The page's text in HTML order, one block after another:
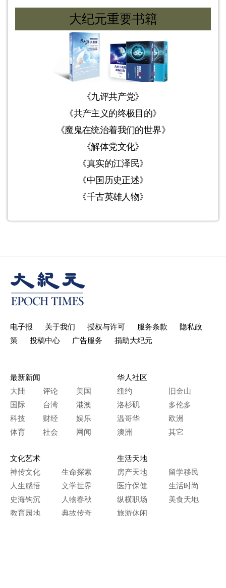
大纪元重要书籍
《九评共产党》
《共产主义的终极目的》
《魔鬼在统治着我们的世界》
《解体党文化》
《真实的江泽民》
《中国历史正述》
《千古英雄人物》
电子报 关于我们 授权与许可 服务条款
隐私政
策
投稿中心 广告服务 捐助大纪元
最新新闻
大陆
评论
美国
国际
台湾
港澳
科技
财经
娱乐
体育
社会 网闻
华人社区
纽约
旧金山
洛杉矶
多伦多
温哥华
欧洲
澳洲
其它
文化艺术
神传文化
生命探索
人生感悟
文学世界
史海钩沉
人物春秋
教育园地
典故传奇
生活天地
房产天地
留学移民
医疗保健
生活时尚
纵横职场
美食天地
旅游休闲